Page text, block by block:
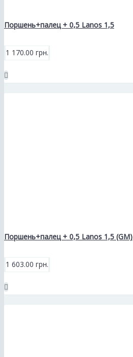
Поршень+палец + 0,5 Lanos 1,5
1 170.00 грн.
Поршень+палец + 0,5 Lanos 1,5 (GM)
1 603.00 грн.